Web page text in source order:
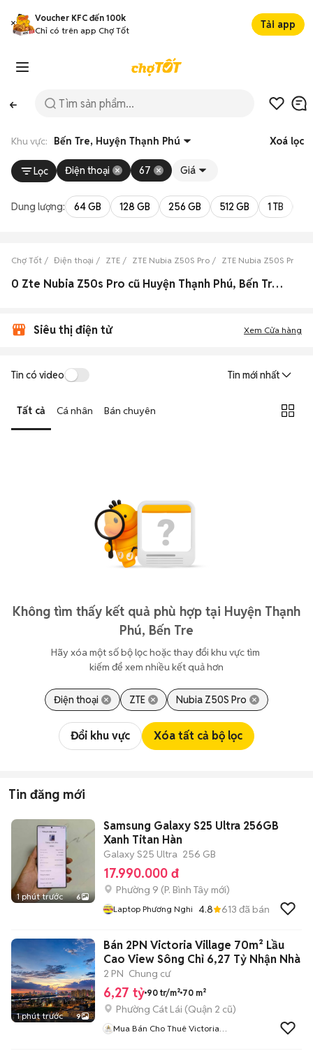
Voucher KFC đến 100k
Chỉ có trên app Chợ Tốt
Tải app
Khu vực: Bến Tre, Huyện Thạnh Phú Xoá lọc
Lọc Điện thoại 67 Giá
Dung lượng: 64 GB 128 GB 256 GB 512 GB 1 TB
Chợ Tốt Điện thoại ZTE ZTE Nubia Z50S Pro ZTE Nubia Z50S Pro
0 Zte Nubia Z50s Pro cũ Huyện Thạnh Phú, Bến Tre đẹp
Siêu thị điện tử Xem Cửa hàng
Tin có video Tin mới nhất
Tất cả Cá nhân Bán chuyên
Không tìm thấy kết quả phù hợp tại Huyện Thạnh
Phú, Bến Tre
Hãy xóa một số bộ lọc hoặc thay đổi khu vực tìm
kiếm để xem nhiều kết quả hơn
Điện thoại ZTE Nubia Z50S Pro
Đổi khu vực Xóa tất cả bộ lọc
Tin đăng mới
1 phút trước 6
Samsung Galaxy S25 Ultra 256GB
Xanh Titan Hàn
Galaxy S25 Ultra 256 GB
17.990.000 đ
Phường 9 (P. Bình Tây mới)
Laptop Phương Nghi 4.8 613 đã bán
1 phút trước 9
Bán 2PN Victoria Village 70m² Lầu
Cao View Sông Chỉ 6,27 Tỷ Nhận Nhà
2 PN Chung cư
6,27 tỷ 90 tr/m² 70 m²
Phường Cát Lái (Quận 2 cũ)
Mua Bán Cho Thuê Victoria